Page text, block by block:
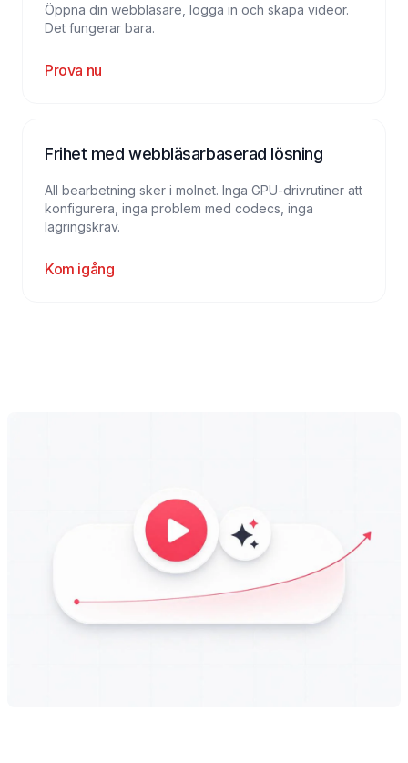
Öppna din webbläsare, logga in och skapa videor.
Det fungerar bara.
Prova nu
Frihet med webbläsarbaserad lösning
All bearbetning sker i molnet. Inga GPU-drivrutiner att
konfigurera, inga problem med codecs, inga
lagringskrav.
Kom igång